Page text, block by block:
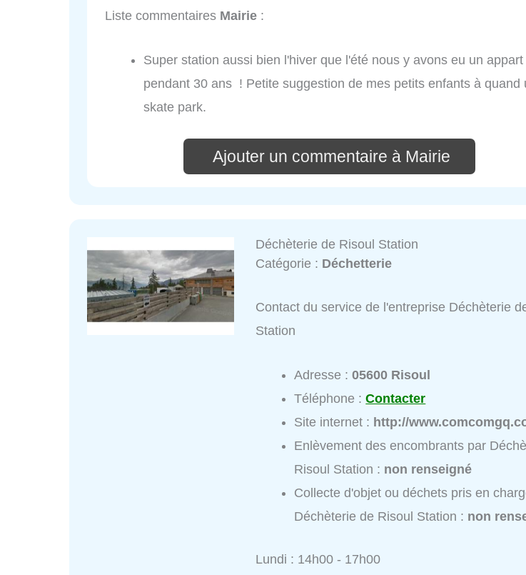
Liste commentaires Mairie :
Super station aussi bien l'hiver que l'été nous y avons eu un appart
pendant 30 ans ! Petite suggestion de mes petits enfants à quand
skate park.
Ajouter un commentaire à Mairie
Déchèterie de Risoul Station
Catégorie : Déchetterie
Contact du service de l'entreprise Déchèterie
Station
Adresse :05600 Risoul
Téléphone :Contacter
Site internet : http://
Enlèvement des encombrants par
Risoul Station : non renseigné
Collecte d'objet ou déchets pris en
Déchèterie de Risoul Station : non
Lundi : 14h00 - 17h00